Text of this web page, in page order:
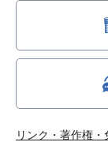
リンク・著作権・